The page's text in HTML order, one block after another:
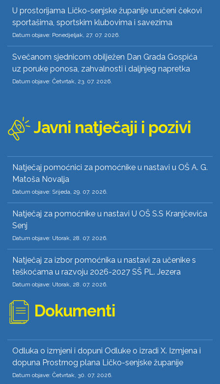
U prostorijama Ličko-senjske županije uručeni čekovi
sportašima, sportskim klubovima i savezima
Datum objave: Ponedjeljak, 27. 07. 2026.
Svečanom sjednicom obilježen Dan Grada Gospića
uz poruke ponosa, zahvalnosti i daljnjeg napretka
Datum objave: Četvrtak, 23. 07. 2026.
Javni natječaji i pozivi
Natječaj pomoćnici za pomoćnike u nastavi u OŠ A. G.
Matoša Novalja
Datum objave: Srijeda, 29. 07. 2026.
Natječaj za pomoćnike u nastavi U OŠ S.S Kranjčevića
Senj
Datum objave: Utorak, 28. 07. 2026.
Natječaj za izbor pomoćnika u nastavi za učenike s
teškoćama u razvoju 2026-2027 SŠ PL. Jezera
Datum objave: Utorak, 28. 07. 2026.
Dokumenti
Odluka o izmjeni i dopuni Odluke o izradi X. Izmjena i
dopuna Prostrnog plana Ličko-senjske županije
Datum objave: Četvrtak, 30. 07. 2026.